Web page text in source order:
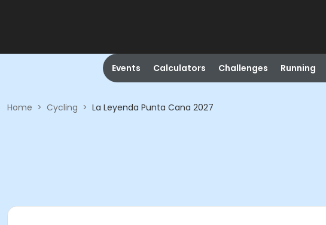
Events Calculators Challenges Running
Home > Cycling > La Leyenda Punta Cana 2027